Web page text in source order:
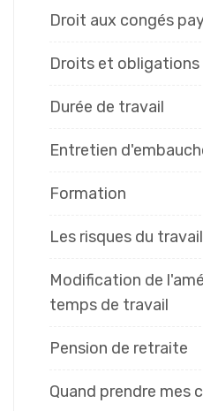
Droit aux congés
Droits et obligations
Durée de travail
Entretien
Formation
Les risques du
Modification de
temps de travail
Pension de retraite
Quand prendre mes